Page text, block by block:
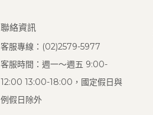
聯絡資訊
客服專線：(02)2579-5977
客服時間：週一～週五 9:00-
12:00 13:00-18:00，國定假日與
例假日除外